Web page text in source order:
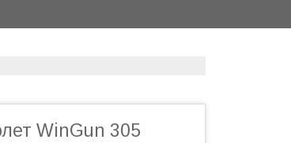
WinGun 305